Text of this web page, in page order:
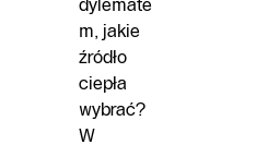
dylemate
m, jakie
źródło
ciepła
wybrać?
W